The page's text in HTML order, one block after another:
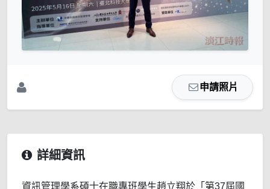
申請照片
詳細資訊
資訊管理學系碩士在職專班學生趙立翔於「第37屆國